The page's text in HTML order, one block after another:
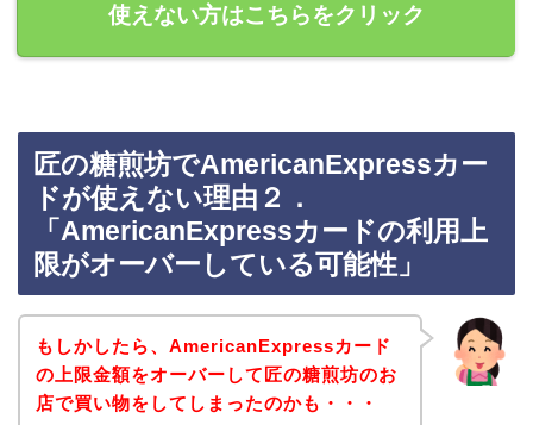
使えない方はこちらをクリック
匠の糖煎坊でAmericanExpressカー
ドが使えない理由２．
「AmericanExpressカードの利用上
限がオーバーしている可能性」
もしかしたら、AmericanExpressカード
の上限金額をオーバーして匠の糖煎坊のお
店で買い物をしてしまったのかも・・・